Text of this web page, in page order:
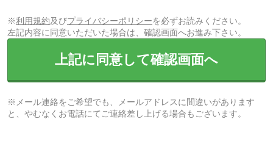
※利用規約及びプライバシーポリシーを必ずお読みください。
左記内容に同意いただいた場合は、確認画面へお進み下さい。
上記に同意して確認画面へ
※メール連絡をご希望でも、メールアドレスに間違いがあります
と、やむなくお電話にてご連絡差し上げる場合もございます。